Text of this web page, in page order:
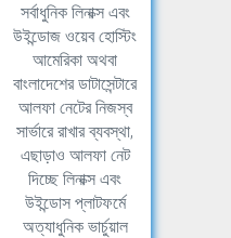
সর্বাধুনিক লিনাক্স এবং
উইন্ডোজ ওয়েব হোস্টিং
আমেরিকা অথবা
বাংলাদেশের ডাটাসেন্টারে
আলফা নেটের নিজস্ব
সার্ভারে রাখার ব্যবস্থা,
এছাড়াও আলফা নেট
দিচ্ছে লিনাক্স এবং
উইন্ডোস প্লাটফর্মে
অত্যাধুনিক ভার্চুয়াল